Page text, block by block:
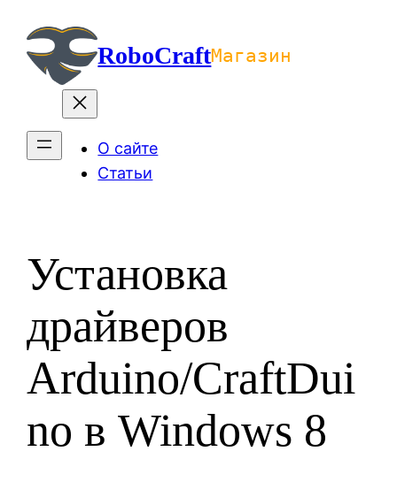
содержимомуRoboCraftМагазин
О сайте
Статьи
Установка
драйверов
Arduino/CraftDui
no в Windows 8